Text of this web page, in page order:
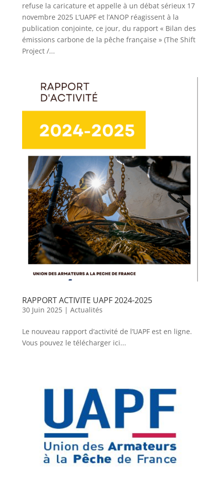
refuse la caricature et appelle à un débat sérieux 17
novembre 2025 L’UAPF et l’ANOP réagissent à la
publication conjointe, ce jour, du rapport « Bilan des
émissions carbone de la pêche française » (The Shift
Project /...
RAPPORT ACTIVITE UAPF 2024-2025
30 Juin 2025| Actualités
Le nouveau rapport d’activité de l’UAPF est en ligne.
Vous pouvez le télécharger ici...